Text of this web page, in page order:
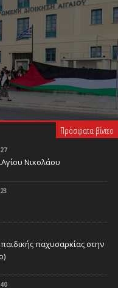
Πρόσφατα βίντεο
Νικολάου
παχυσαρκίας στην